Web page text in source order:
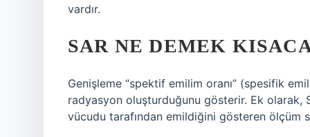
vardır.
SAR NE DEMEK
Genişleme “spektif emilim oranı” (spesifik
radyasyon oluşturduğunu gösterir. Ek olarak,
vücudu tarafından emildiğini gösteren ölçüm